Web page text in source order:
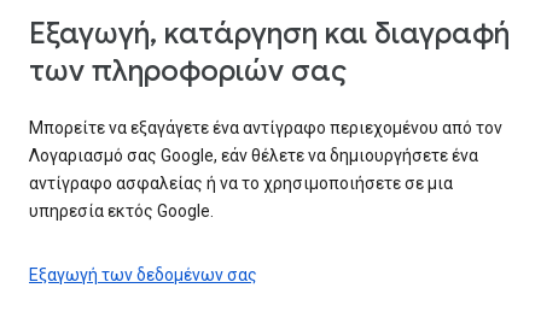
Εξαγωγή, κατάργηση και διαγραφή
των πληροφοριών σας
Μπορείτε να εξαγάγετε ένα αντίγραφο περιεχομένου από τον
Λογαριασμό σας Google, εάν θέλετε να δημιουργήσετε ένα
αντίγραφο ασφαλείας ή να το χρησιμοποιήσετε σε μια
υπηρεσία εκτός Google.
Εξαγωγή των δεδομένων σας